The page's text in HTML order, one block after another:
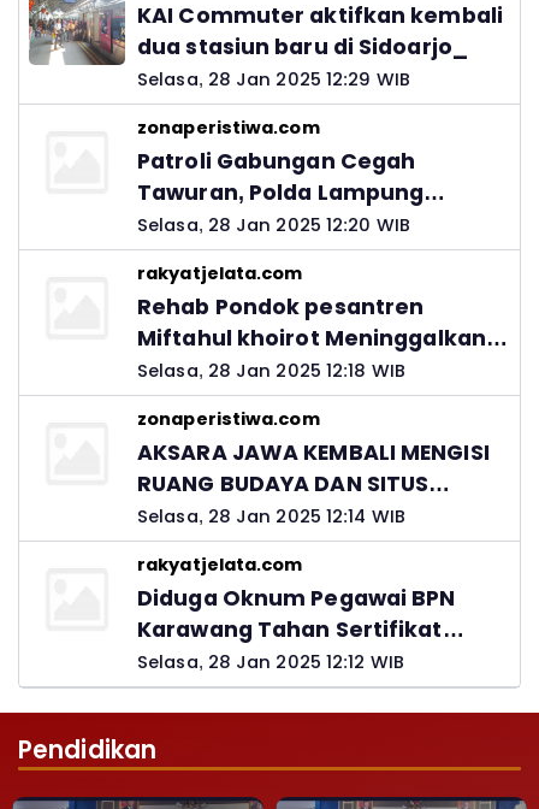
KAI Commuter aktifkan kembali
dua stasiun baru di Sidoarjo_
Selasa, 28 Jan 2025 12:29 WIB
zonaperistiwa.com
Patroli Gabungan Cegah
Tawuran, Polda Lampung
Ingatkan Peran Orang Tua
Selasa, 28 Jan 2025 12:20 WIB
rakyatjelata.com
Rehab Pondok pesantren
Miftahul khoirot Meninggalkan
Hutang Ke Material, Mantan
Kadis PUPR Harus Bertanggung
Jawab
Selasa, 28 Jan 2025 12:18 WIB
zonaperistiwa.com
AKSARA JAWA KEMBALI MENGISI
RUANG BUDAYA DAN SITUS
LELUHUR NUSANTARA
Selasa, 28 Jan 2025 12:14 WIB
rakyatjelata.com
Diduga Oknum Pegawai BPN
Karawang Tahan Sertifikat
Pemohon PTSL
Selasa, 28 Jan 2025 12:12 WIB
Pendidikan